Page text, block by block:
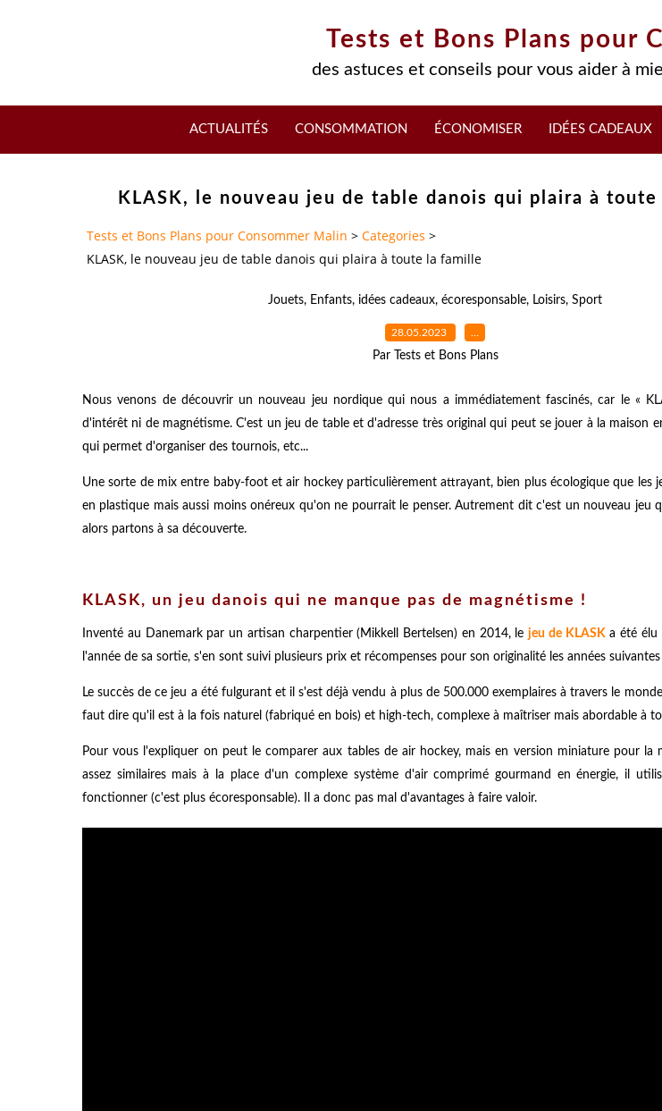
Tests et Bons Plans pour
des astuces et conseils pour vous aider à
ACTUALITÉS CONSOMMATION ÉCONOMISER IDÉES CADEAUX
KLASK, le nouveau jeu de table danois qui plaira à
Tests et Bons Plans pour Consommer Malin > Categories >
KLASK, le nouveau jeu de table danois qui plaira à toute la famille
Jouets, Enfants, idées cadeaux, écoresponsable, Loisirs, Sport
28.05.2023 …
Par Tests et Bons Plans
Nous venons de découvrir un nouveau jeu nordique qui nous a immédiatement fascinés, car le «
d'intérêt ni de magnétisme. C'est un jeu de table et d'adresse très original qui peut se jouer à la maison
qui permet d'organiser des tournois, etc...
Une sorte de mix entre baby-foot et air hockey particulièrement attrayant, bien plus écologique que les
en plastique mais aussi moins onéreux qu'on ne pourrait le penser. Autrement dit c'est un nouveau jeu
alors partons à sa découverte.
KLASK, un jeu danois qui ne manque pas de magnétisme !
Inventé au Danemark par un artisan charpentier (Mikkell Bertelsen) en 2014, lejeu de KLASKa été élu
l'année de sa sortie, s'en sont suivi plusieurs prix et récompenses pour son originalité les années
Le succès de ce jeu a été fulgurant et il s'est déjà vendu à plus de 500.000 exemplaires à travers le
faut dire qu'il est à la fois naturel (fabriqué en bois) et high-tech, complexe à maîtriser mais abordable à
Pour vous l'expliquer on peut le comparer aux tables de air hockey, mais en version miniature pour la
assez similaires mais à la place d'un complexe système d'air comprimé gourmand en énergie, il
fonctionner (c'est plus écoresponsable). Il a donc pas mal d'avantages à faire valoir.